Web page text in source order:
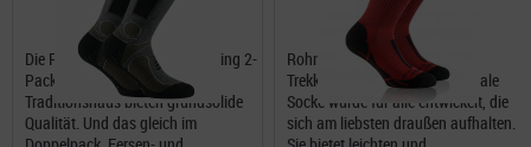
Die Rohner Basic Socken Trekking 2-
Pack aus dem Schweizer
Traditionshaus bieten grundsolide
Qualität. Und das gleich im
Rohner SAC Trek Light L/R
Trekkingsocken Diese funktionale
Socke wurde für alle entwickelt, die
sich am liebsten draußen aufhalten.